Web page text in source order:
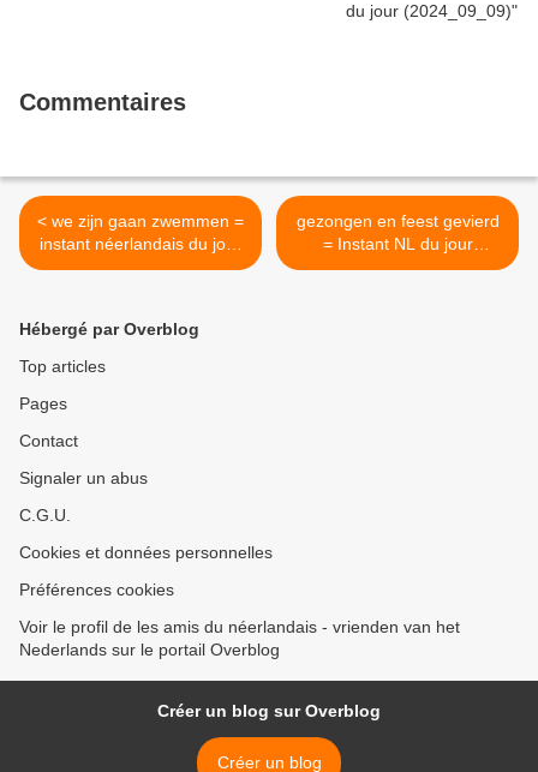
Commentaires
< we zijn gaan zwemmen =
instant néerlandais du jour
(2023_09_05)
gezongen en feest gevierd
= Instant NL du jour
(2023_09_07) >
Hébergé par Overblog
Top articles
Pages
Contact
Signaler un abus
C.G.U.
Cookies et données personnelles
Préférences cookies
Voir le profil de les amis du néerlandais - vrienden van het
Nederlands sur le portail Overblog
Créer un blog sur Overblog
Créer un blog